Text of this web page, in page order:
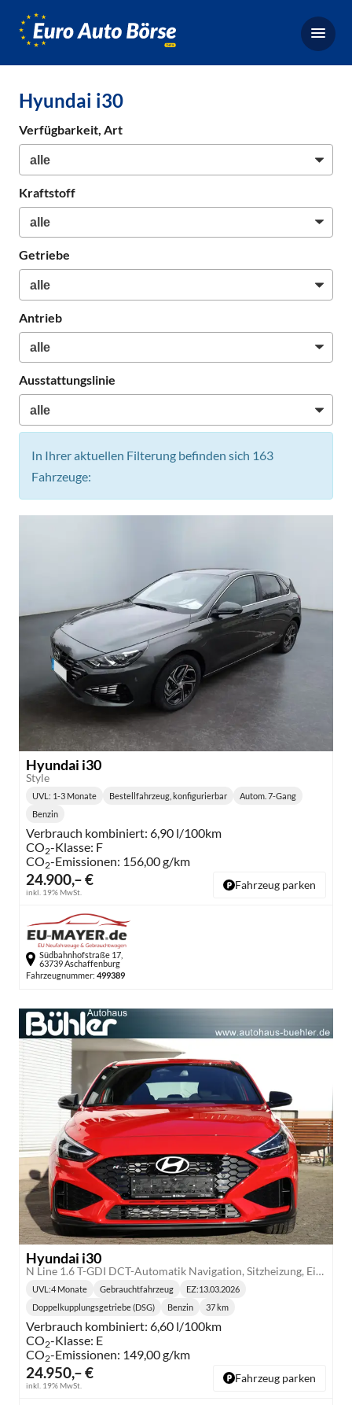
Börse,
Neuwagen
Hyundai i30
Verfügbarkeit, Art
Kraftstoff
Getriebe
Antrieb
Ausstattungslinie
In Ihrer aktuellen Filterung befinden sich 163
Fahrzeuge:
Hyundai i30
Style
24.900,– €
inkl. 19% MwSt.
Lieferzeit:
UVL : 1-3 Monate Bestellfahrzeug, konfigurierbar
Getriebe:
Autom. 7-Gang
Kraftstoff:
Benzin
Verbrauch kombiniert: 6,90 l/100km
CO2-Klasse: F
CO2-Emissionen: 156,00 g/km
Fahrzeug parken
Südbahnhofstraße 17,
63739 Aschaffenburg
Fahrzeugnummer: 499389
Hyundai i30
N Line 1.6 T-GDI DCT-Automatik Navigation, Sitzheizung, Einparkhilfe vorne
24.950,– €
inkl. 19% MwSt.
Lieferzeit:
UVL :4 Monate Gebrauchtfahrzeug EZ:13.03.2026
Getriebe:
Doppelkupplungsgetriebe (DSG)
Kraftstoff:
Benzin
Kilometerstand:
37 km
Verbrauch kombiniert: 6,60 l/100km
CO2-Klasse: E
CO2-Emissionen: 149,00 g/km
Fahrzeug parken